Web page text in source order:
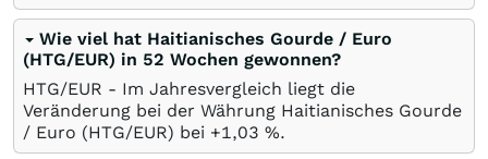
Wie viel hat Haitianisches Gourde / Euro
(HTG/EUR) in 52 Wochen gewonnen?
HTG/EUR - Im Jahresvergleich liegt die
Veränderung bei der Währung Haitianisches Gourde
/ Euro (HTG/EUR) bei +1,03 %.